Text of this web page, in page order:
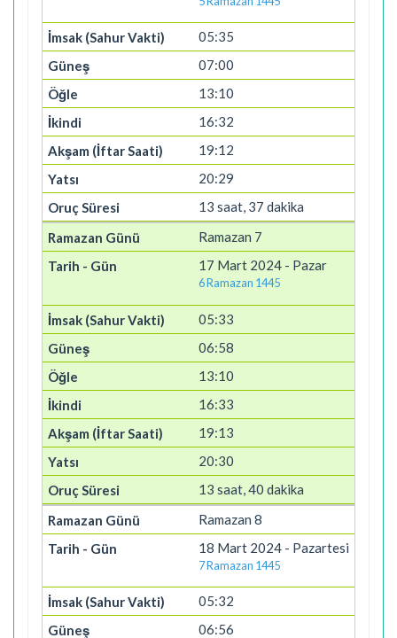
05:35
07:00
13:10
16:32
19:12
20:29
13 saat, 37 dakika
Ramazan 7
17 Mart 2024 - Pazar
6 Ramazan 1445
05:33
06:58
13:10
16:33
19:13
20:30
13 saat, 40 dakika
Ramazan 8
18 Mart 2024 - Pazartesi
7 Ramazan 1445
05:32
06:56